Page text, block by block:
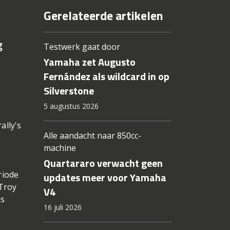
Gerelateerde artikelen
Testwerk gaat door
Yamaha zet Augusto
Fernández als wildcard in op
Silverstone
5 augustus 2026
Alle aandacht naar 850cc-
machine
Quartararo verwacht geen
updates meer voor Yamaha
V4
16 juli 2026